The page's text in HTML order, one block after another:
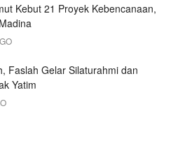
Kebut 21 Proyek Kebencanaan,
Faslah Gelar Silaturahmi dan
Yatim